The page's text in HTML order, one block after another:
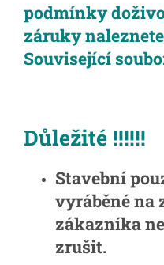
podmínky
záruky
Související
Důležité !!!!!!
Stavební
vyráběné na
zákazníka
zrušit.